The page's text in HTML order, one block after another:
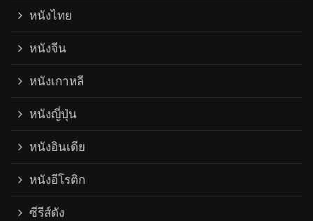
หนังไทย
หนังจีน
หนังเกาหลี
หนังญี่ปุ่น
หนังอินเดีย
หนังอีโรติก
ซีรีส์ดัง